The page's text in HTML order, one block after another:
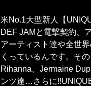
米No.1大型新人【
DEF JAMと電撃契約、
アーティスト達や全世界
くっているんです。そ
Rihanna、Jermaine
ンツ達…さらに